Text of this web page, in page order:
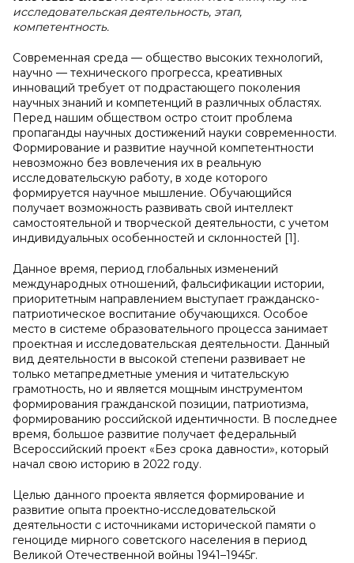
исследовательская деятельность, этап,
компетентность.
Современная среда — общество высоких технологий,
научно — технического прогресса, креативных
инноваций требует от подрастающего поколения
научных знаний и компетенций в различных областях.
Перед нашим обществом остро стоит проблема
пропаганды научных достижений науки современности.
Формирование и развитие научной компетентности
невозможно без вовлечения их в реальную
исследовательскую работу, в ходе которого
формируется научное мышление. Обучающийся
получает возможность развивать свой интеллект
самостоятельной и творческой деятельности, с учетом
индивидуальных особенностей и склонностей [1].
Данное время, период глобальных изменений
международных отношений, фальсификации истории,
приоритетным направлением выступает гражданско-
патриотическое воспитание обучающихся. Особое
место в системе образовательного процесса занимает
проектная и исследовательская деятельности. Данный
вид деятельности в высокой степени развивает не
только метапредметные умения и читательскую
грамотность, но и является мощным инструментом
формирования гражданской позиции, патриотизма,
формированию российской идентичности. В последнее
время, большое развитие получает федеральный
Всероссийский проект «Без срока давности», который
начал свою историю в 2022 году.
Целью данного проекта является формирование и
развитие опыта проектно-исследовательской
деятельности с источниками исторической памяти о
геноциде мирного советского населения в период
Великой Отечественной войны 1941–1945г.